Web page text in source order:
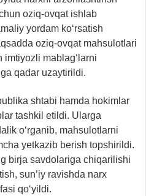
oziq-ovqat ishlab
yordam ko‘rsatish
oziq-ovqat mahsulotlari
mablag‘larni
qadar uzaytirildi.
shtabi hamda hokimlar
tashkil etildi. Ularga
o‘rganib, mahsulotlarni
yetkazib berish topshirildi.
birja savdolariga chiqarilishi
sun’iy ravishda narx
qo‘yildi.